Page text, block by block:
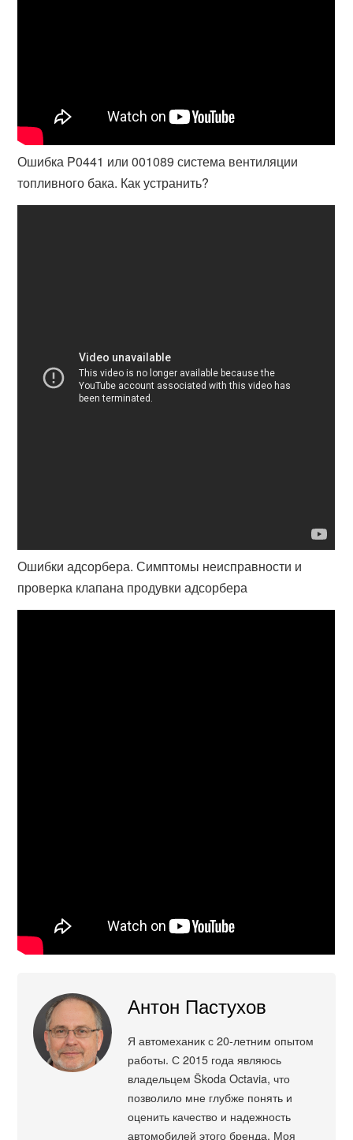
Ошибка P0441 или 001089 система вентиляции
топливного бака. Как устранить?
Ошибки адсорбера. Симптомы неисправности и
проверка клапана продувки адсорбера
Антон Пастухов
Я автомеханик с 20-летним опытом
работы. С 2015 года являюсь
владельцем Škoda Octavia, что
позволило мне глубже понять и
оценить качество и надежность
автомобилей этого бренда. Моя